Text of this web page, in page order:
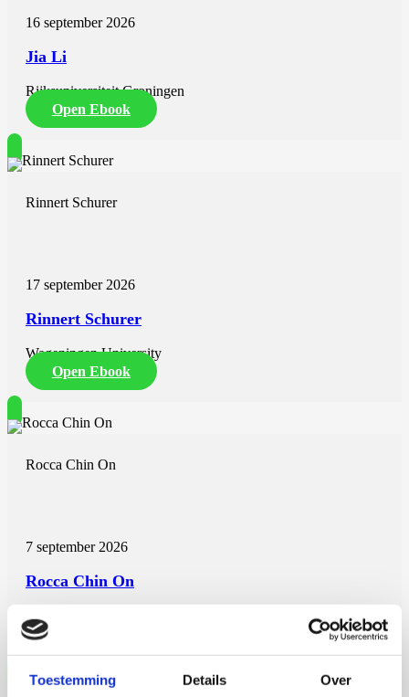
Toestemming Details Over
16 september 2026
Jia Li
Rijksuniversiteit Groningen
Open Ebook
Rinnert Schurer
17 september 2026
Rinnert Schurer
Wageningen University
Open Ebook
Rocca Chin On
7 september 2026
Rocca Chin On
Wageningen University